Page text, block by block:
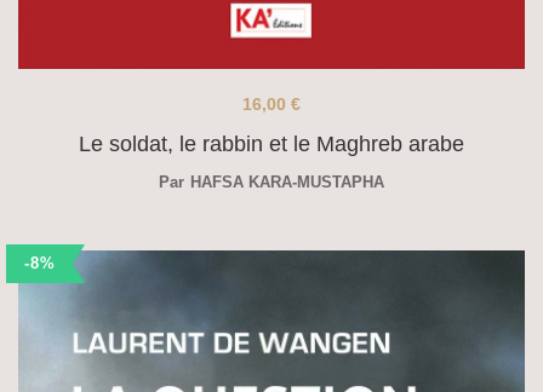
Le soldat, le rabbin et le Maghreb arabe
16,00 €
Par HAFSA KARA-MUSTAPHA
-8%